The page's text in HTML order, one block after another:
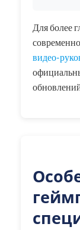
Для более
видео-